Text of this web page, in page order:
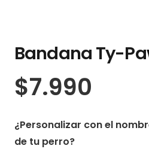
Bandana Ty-
$7.990
¿Personalizar con el
de tu perro?